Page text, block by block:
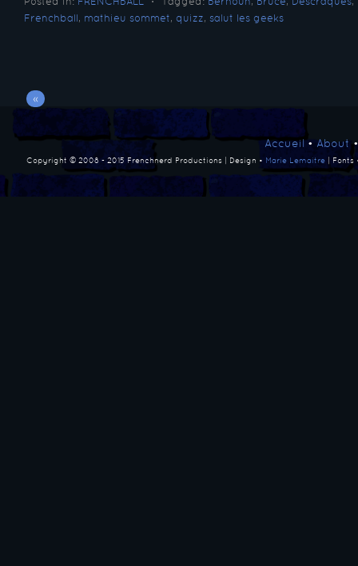
Frenchball, mathieu sommet, quizz, salut les geeks
«
Accueil• About
Copyright © 2008 - 2015 Frenchnerd Productions | Design • Marie Lemaitre |